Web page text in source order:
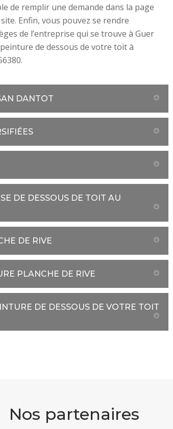
de remplir une demande dans la page
Enfin, vous pouvez se rendre
de l’entreprise qui se trouve à Guer
de dessous de votre toit à
DANTOT
DE DESSOUS DE TOIT AU
DE RIVE
PLANCHE DE RIVE
DE DESSOUS DE VOTRE TOIT
Nos partenaires